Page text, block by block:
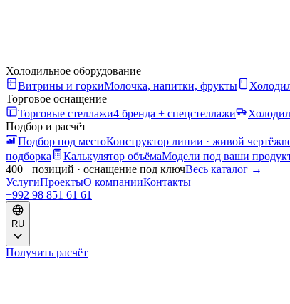
Холодильное оборудование
Витрины и горкиМолочка, напитки, фрукты
Торговое оснащение
Торговые стеллажи4 бренда + спецстеллажи
Подбор и расчёт
Подбор под местоКонструктор линии · живой чертёж
подборка
Калькулятор объёмаМодели под ваши
400+ позиций · оснащение под ключВесь каталог →
УслугиПроектыО компанииКонтакты
+992 98 851 61 61
RU
Получить расчёт